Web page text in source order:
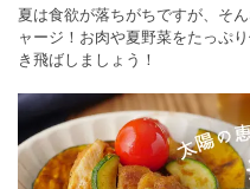
夏は食欲が落ちがちですが、そ
ャージ！お肉や夏野菜をたっぷ
き飛ばしましょう！